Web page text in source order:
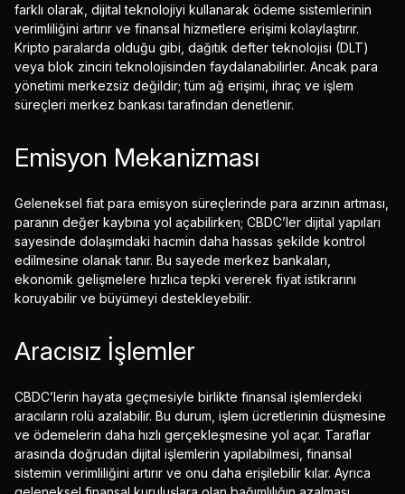
farklı olarak, dijital teknolojiyi kullanarak ödeme sistemlerinin
verimliliğini artırır ve finansal hizmetlere erişimi kolaylaştırır.
Kripto paralarda olduğu gibi, dağıtık defter teknolojisi (DLT)
veya blok zinciri teknolojisinden faydalanabilirler. Ancak para
yönetimi merkezsiz değildir; tüm ağ erişimi, ihraç ve işlem
süreçleri merkez bankası tarafından denetlenir.
Emisyon Mekanizması
Geleneksel fiat para emisyon süreçlerinde para arzının artması,
paranın değer kaybına yol açabilirken; CBDC’ler dijital yapıları
sayesinde dolaşımdaki hacmin daha hassas şekilde kontrol
edilmesine olanak tanır. Bu sayede merkez bankaları,
ekonomik gelişmelere hızlıca tepki vererek fiyat istikrarını
koruyabilir ve büyümeyi destekleyebilir.
Aracısız İşlemler
CBDC’lerin hayata geçmesiyle birlikte finansal işlemlerdeki
aracıların rolü azalabilir. Bu durum, işlem ücretlerinin düşmesine
ve ödemelerin daha hızlı gerçekleşmesine yol açar. Taraflar
arasında doğrudan dijital işlemlerin yapılabilmesi, finansal
sistemin verimliliğini artırır ve onu daha erişilebilir kılar. Ayrıca